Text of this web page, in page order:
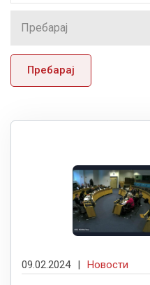
Пребарај
09.02.2024 | Новости